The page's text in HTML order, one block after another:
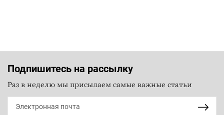
Подпишитесь на рассылку
Раз в неделю мы присылаем самые важные статьи